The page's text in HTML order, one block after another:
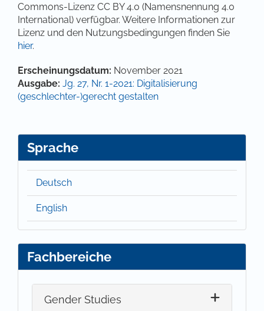
Commons-Lizenz CC BY 4.0 (Namensnennung 4.0
International) verfügbar. Weitere Informationen zur
Lizenz und den Nutzungsbedingungen finden Sie
hier.
Artikel-Details
Erscheinungsdatum: November 2021
Ausgabe: Jg. 27, Nr. 1-2021: Digitalisierung
(geschlechter-)gerecht gestalten
Sprache
Deutsch
English
Fachbereiche
Gender Studies